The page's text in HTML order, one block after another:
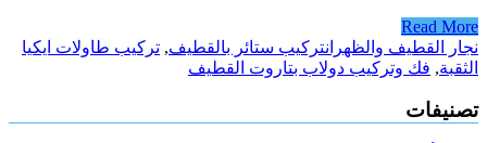
Read More
نجار القطيف والظهرانتركيب ستائر بالقطيف, تركيب طاولات ايكيا
الثقبة, فك وتركيب دولاب بتاروت القطيف
تصنيفات